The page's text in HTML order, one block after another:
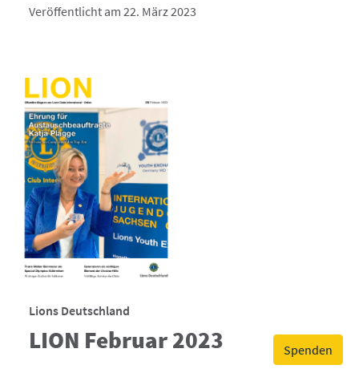
Spenden
Veröffentlicht am 22. März 2023
Lions Deutschland
LION Februar 2023